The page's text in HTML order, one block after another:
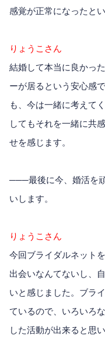
感覚が正常になったとい
りょうこさん
結婚して本当に良かっ
ーが居るという安心感
も、今は一緒に考えて
してもそれを一緒に共
せを感じます。
───最後に今、婚活を
いします。
りょうこさん
今回ブライダルネット
出会いなんてないし、
いと感じました。ブラ
ているので、いろいろ
した活動が出来ると思い